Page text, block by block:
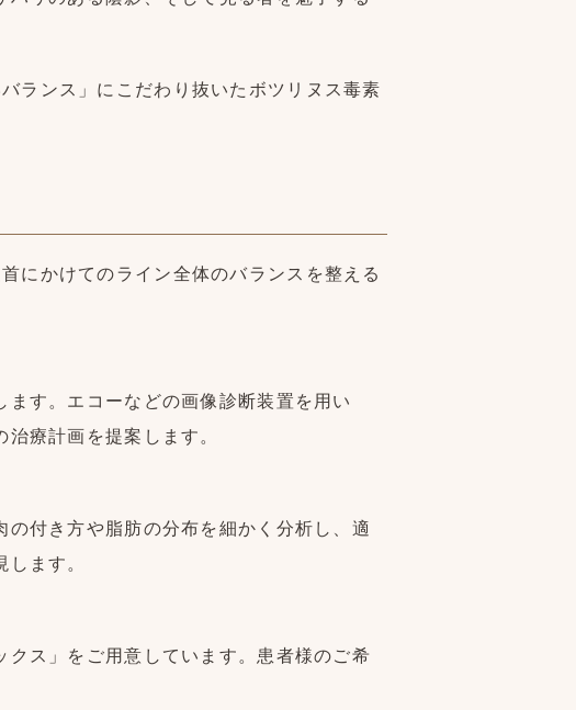
ランス」にこだわり抜いたボツリヌス毒素
にかけてのライン全体のバランスを整える
す。エコーなどの画像診断装置を用い
療計画を提案します。
付き方や脂肪の分布を細かく分析し、適
ます。
ス」をご用意しています。患者様のご希